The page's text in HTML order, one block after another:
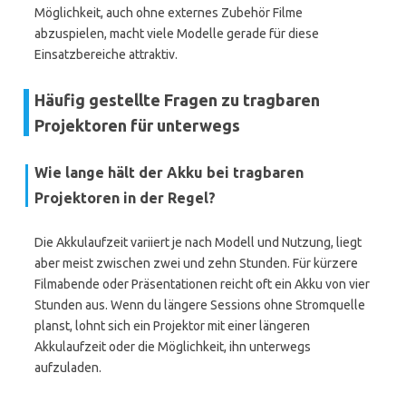
Möglichkeit, auch ohne externes Zubehör Filme
abzuspielen, macht viele Modelle gerade für diese
Einsatzbereiche attraktiv.
Häufig gestellte Fragen zu tragbaren
Projektoren für unterwegs
Wie lange hält der Akku bei tragbaren
Projektoren in der Regel?
Die Akkulaufzeit variiert je nach Modell und Nutzung, liegt
aber meist zwischen zwei und zehn Stunden. Für kürzere
Filmabende oder Präsentationen reicht oft ein Akku von vier
Stunden aus. Wenn du längere Sessions ohne Stromquelle
planst, lohnt sich ein Projektor mit einer längeren
Akkulaufzeit oder die Möglichkeit, ihn unterwegs
aufzuladen.